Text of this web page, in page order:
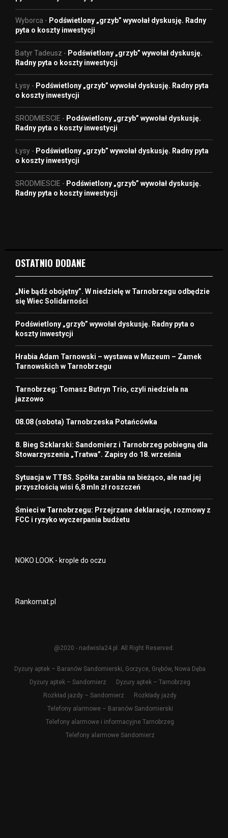
Wyborca - Podświetlony „grzyb” wywołał dyskusję. Radny
pyta o koszty inwestycji
Batyr Tadeusz - Podświetlony „grzyb” wywołał dyskusję.
Radny pyta o koszty inwestycji
Łysy - Podświetlony „grzyb” wywołał dyskusję. Radny pyta
o koszty inwestycji
SRODMIESCIE - Podświetlony „grzyb” wywołał dyskusję.
Radny pyta o koszty inwestycji
Łysy - Podświetlony „grzyb” wywołał dyskusję. Radny pyta
o koszty inwestycji
SRODMIESCIE - Podświetlony „grzyb” wywołał dyskusję.
Radny pyta o koszty inwestycji
OSTATNIO DODANE
„Nie bądź obojętny”. W niedzielę w Tarnobrzegu odbędzie
się Wiec Solidarności
Podświetlony „grzyb” wywołał dyskusję. Radny pyta o
koszty inwestycji
Hrabia Adam Tarnowski – wystawa w Muzeum – Zamek
Tarnowskich w Tarnobrzegu
Tarnobrzeg: Tomasz Butryn Trio, czyli niedziela na
jazzowo
08.08 (sobota) Tarnobrzeska Potańcówka
8. Bieg Szklarski: Sandomierz i Tarnobrzeg pobiegną dla
Stowarzyszenia „Tratwa”. Zapisy do 18. września
Sytuacja w TTBS. Spółka zarabia na bieżąco, ale nad jej
przyszłością wisi 6,8 mln zł roszczeń
Śmieci w Tarnobrzegu: Przejrzane deklaracje, rozmowy z
FCC i ryzyko wyczerpania budżetu
NOKO LOOK - krople do oczu
Rankomat.pl
@2020 - nadwisla24.pl. All Right Reserved.
Dyżury aptek – Baranów Sandomierski, Gorzyce, Grębów, Nowa Dęba
Dyżury aptek – Sandomierz
Dyżury aptek – Tarnobrzeg
Rozkład jazdy – Sandomierz
Rozkłady jazdy
Telefony alarmowe – Baranów Sandomierski
Telefony alarmowe i informacyjne Tarnobrzeg
Telefony alarmowe Sandomierz